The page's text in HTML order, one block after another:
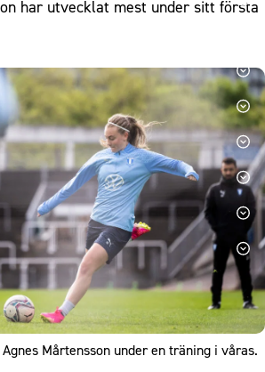
FF
Stadion
– en match för miljön
har utvecklat mest under sitt första
Agnes Mårtensson under en träning i våras.